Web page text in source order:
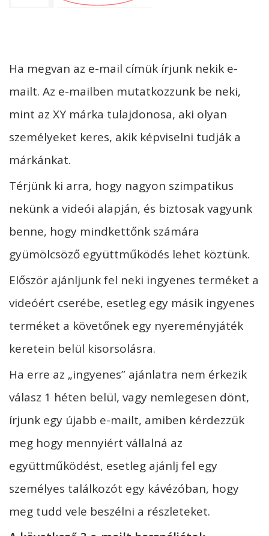
Ha megvan az e-mail címük írjunk nekik e-
mailt. Az e-mailben mutatkozzunk be neki,
mint az XY márka tulajdonosa, aki olyan
személyeket keres, akik képviselni tudják a
márkánkat.
Térjünk ki arra, hogy nagyon szimpatikus
nekünk a videói alapján, és biztosak vagyunk
benne, hogy mindkettőnk számára
gyümölcsöző együttműködés lehet köztünk.
Először ajánljunk fel neki ingyenes terméket a
videóért cserébe, esetleg egy másik ingyenes
terméket a követőnek egy nyereményjáték
keretein belül kisorsolásra.
Ha erre az „ingyenes” ajánlatra nem érkezik
válasz 1 héten belül, vagy nemlegesen dönt,
írjunk egy újabb e-mailt, amiben kérdezzük
meg hogy mennyiért vállalná az
együttműködést, esetleg ajánlj fel egy
személyes találkozót egy kávézóban, hogy
meg tudd vele beszélni a részleteket.